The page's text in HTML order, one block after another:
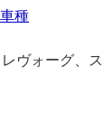
種
ヴォーグ、